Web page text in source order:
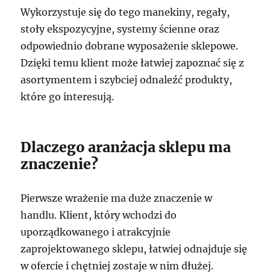
Wykorzystuje się do tego manekiny, regały,
stoły ekspozycyjne, systemy ścienne oraz
odpowiednio dobrane wyposażenie sklepowe.
Dzięki temu klient może łatwiej zapoznać się z
asortymentem i szybciej odnaleźć produkty,
które go interesują.
Dlaczego aranżacja sklepu ma
znaczenie?
Pierwsze wrażenie ma duże znaczenie w
handlu. Klient, który wchodzi do
uporządkowanego i atrakcyjnie
zaprojektowanego sklepu, łatwiej odnajduje się
w ofercie i chętniej zostaje w nim dłużej.